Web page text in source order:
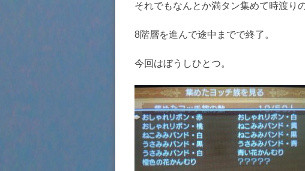
それでもなんとか満タン集めて時渡り
8階層を進んで途中までで終了。
今回はぼうしひとつ。